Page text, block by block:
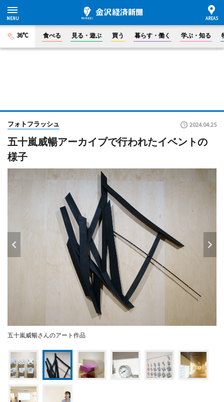
36°C 食べる 見る・遊ぶ 買う 暮らす・働く 学ぶ・知る
フォトフラッシュ 2024.04.25
五十嵐威暢アーカイブで行われたイベントの
様子
五十嵐威暢さんのアート作品